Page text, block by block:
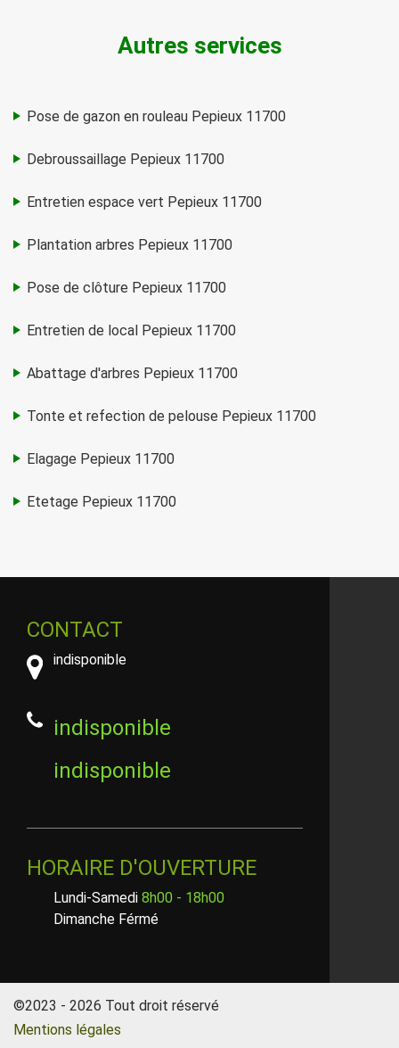
Autres services
Pose de gazon en rouleau Pepieux 11700
Debroussaillage Pepieux 11700
Entretien espace vert Pepieux 11700
Plantation arbres Pepieux 11700
Pose de clôture Pepieux 11700
Entretien de local Pepieux 11700
Abattage d'arbres Pepieux 11700
Tonte et refection de pelouse Pepieux 11700
Elagage Pepieux 11700
Etetage Pepieux 11700
CONTACT
indisponible
indisponible
indisponible
HORAIRE D'OUVERTURE
Lundi-Samedi 8h00 - 18h00
Dimanche Férmé
©2023 - 2026 Tout droit réservé
Mentions légales